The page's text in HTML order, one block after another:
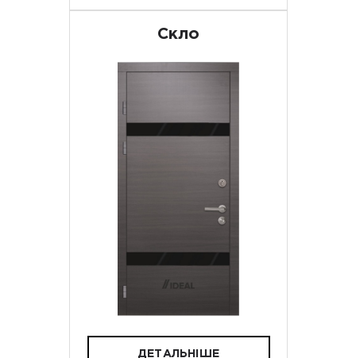
Скло
ДЕТАЛЬНІШЕ